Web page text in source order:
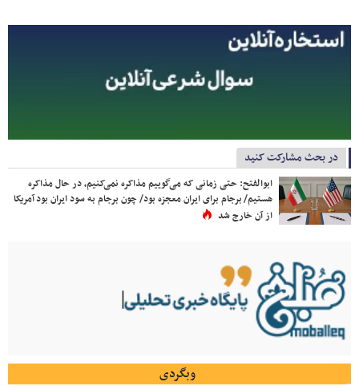
در بحث مشارکت کنید
ابوالفتح: حتی زمانی که می‌گوییم مذاکره نمی‌کنیم، در حال مذاکره
هستیم/ برجام برای ایران معجزه بود/ چون برجام به سود ایران بود آمریکا
از آن خارج شد
وبگردی